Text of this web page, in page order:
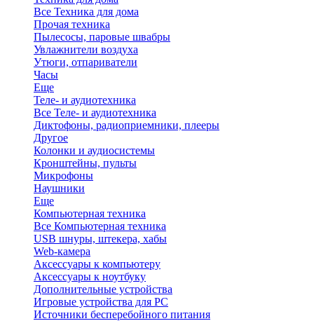
Все Техника для дома
Прочая техника
Пылесосы, паровые швабры
Увлажнители воздуха
Утюги, отпариватели
Часы
Еще
Теле- и аудиотехника
Все Теле- и аудиотехника
Диктофоны, радиоприемники, плееры
Другое
Колонки и аудиосистемы
Кронштейны, пульты
Микрофоны
Наушники
Еще
Компьютерная техника
Все Компьютерная техника
USB шнуры, штекера, хабы
Web-камера
Аксессуары к компьютеру
Аксессуары к ноутбуку
Дополнительные устройства
Игровые устройства для PC
Источники бесперебойного питания